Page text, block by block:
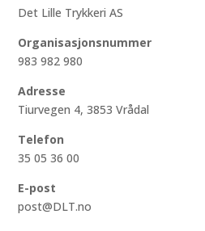
Det Lille Trykkeri AS
Organisasjonsnummer
983 982 980
Adresse
Tiurvegen 4, 3853 Vrådal
Telefon
35 05 36 00
E-post
post@DLT.no